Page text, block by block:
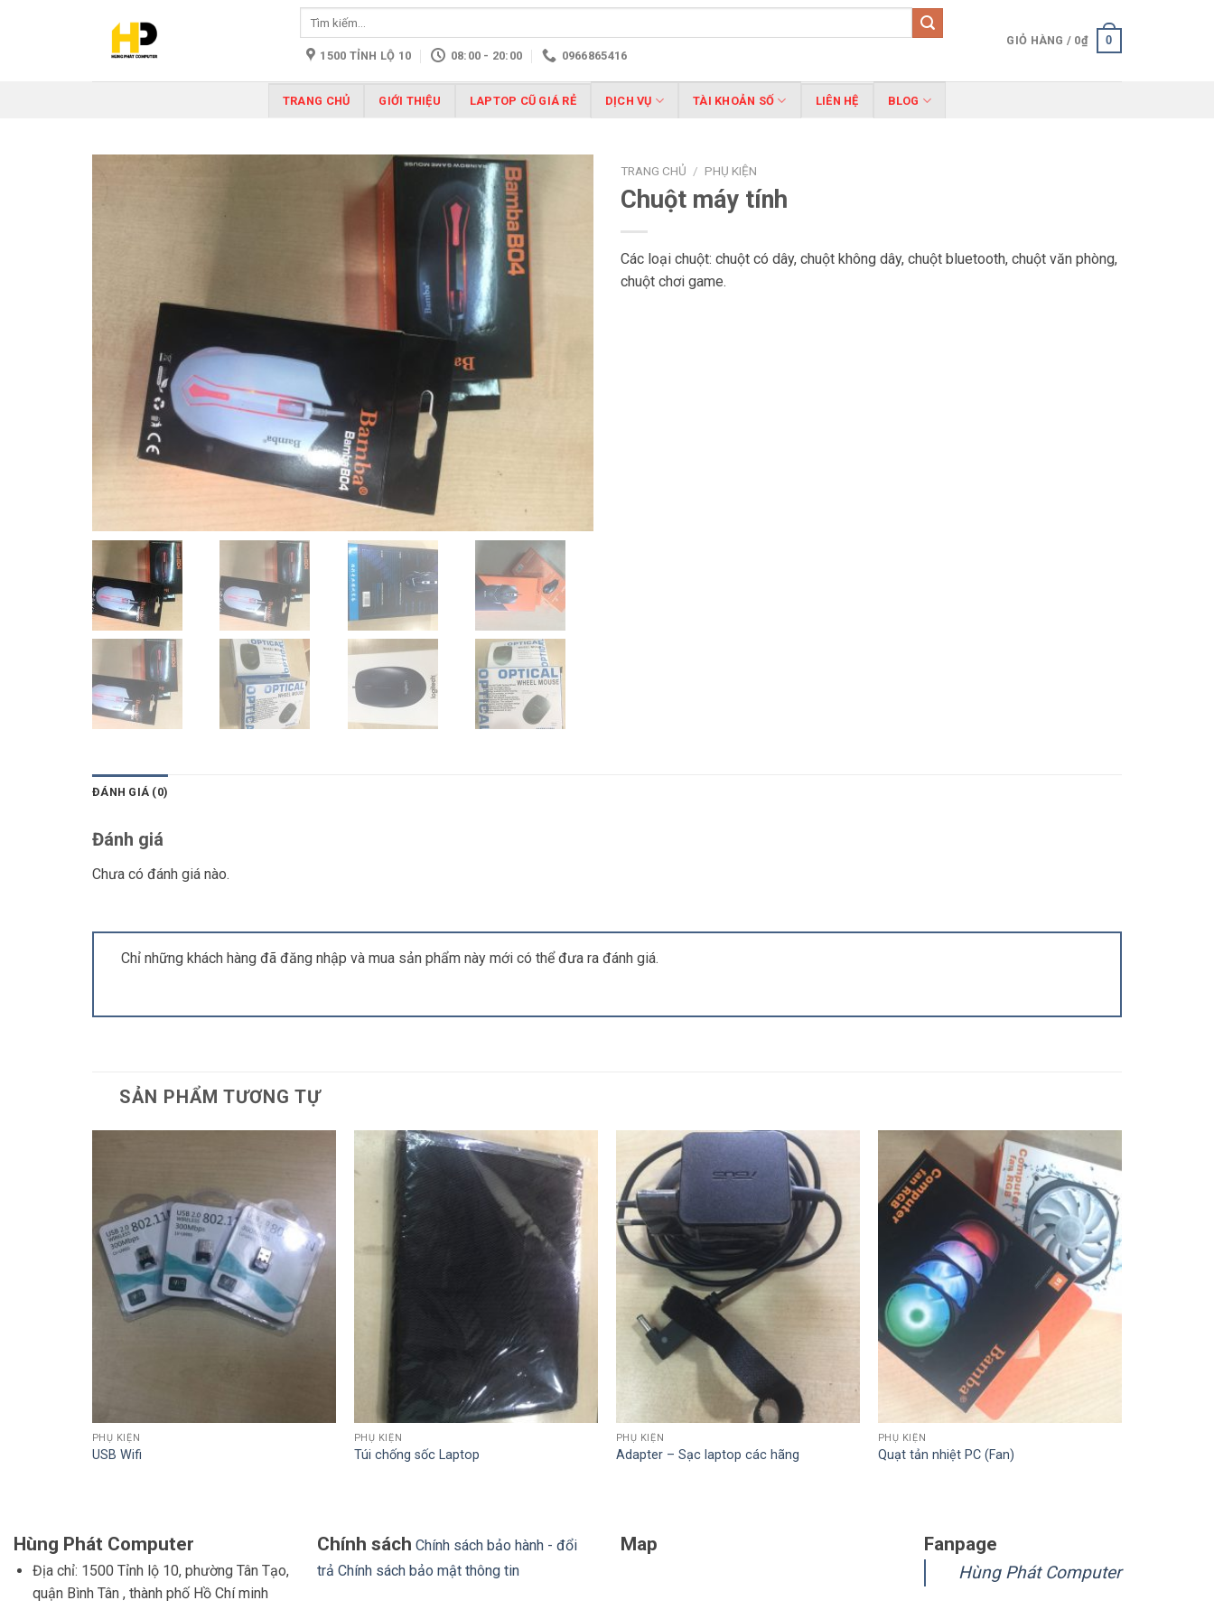
1500 TỈNH LỘ 10 08:00 - 20:00 0966865416
GIỎ HÀNG / 0₫ 0
TRANG CHỦ GIỚI THIỆU LAPTOP CŨ GIÁ RẺ DỊCH VỤ TÀI KHOẢN SỐ LIÊN HỆ BLOG
TRANG CHỦ / PHỤ KIỆN
Chuột máy tính
Các loại chuột: chuột có dây, chuột không dây, chuột bluetooth, chuột văn phòng,
chuột chơi game.
ĐÁNH GIÁ (0)
Đánh giá
Chưa có đánh giá nào.
Chỉ những khách hàng đã đăng nhập và mua sản phẩm này mới có thể đưa ra đánh giá.
SẢN PHẨM TƯƠNG TỰ
PHỤ KIỆN
USB Wifi
PHỤ KIỆN
Túi chống sốc Laptop
PHỤ KIỆN
Adapter – Sạc laptop các hãng
PHỤ KIỆN
Quạt tản nhiệt PC (Fan)
Hùng Phát Computer
Địa chỉ: 1500 Tỉnh lộ 10, phường Tân Tạo,
quận Bình Tân , thành phố Hồ Chí minh
Chính sách Chính sách bảo hành - đổi
trả Chính sách bảo mật thông tin
Map Fanpage
Hùng Phát Computer